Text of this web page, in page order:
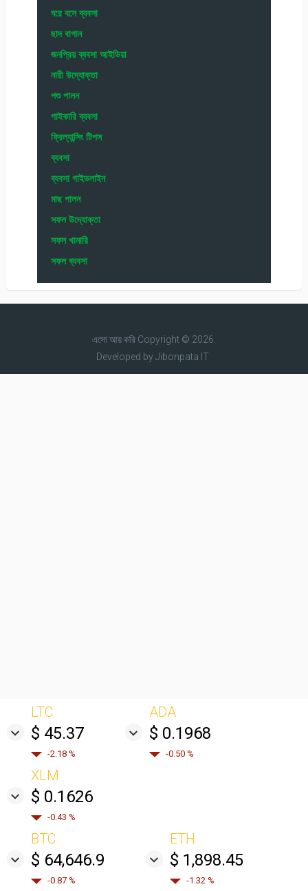
ঘরে বসে ব্যবসা
ছাদ বাগান
জনপ্রিয় ব্যবসা আইডিয়া
নারী উদ্যোক্তা
পশু পালন
পাইকারি ব্যবসা
ফ্রিল্যান্সিং টিপস
ব্যবসা
ব্যবসা গাইডলাইন
মাছ পালন
সফল উদ্যোক্তা
সফল খামারি
সফল ব্যবসা
এসো আয় করিCopyright © 2026.
Developed byJibonpata IT
LTC
$ 45.37
-2.18 %
ADA
$ 0.1968
-0.50 %
XLM
$ 0.1626
-0.43 %
BTC
$ 64,646.9
-0.87 %
ETH
$ 1,898.45
-1.32 %